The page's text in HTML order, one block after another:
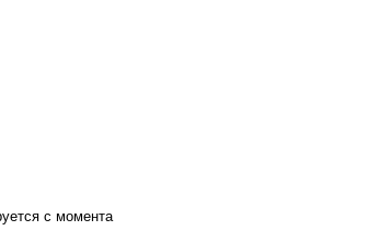
с момента